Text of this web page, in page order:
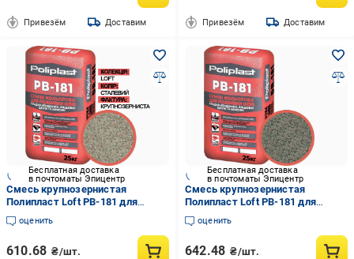
Привезём Доставим Привезём Доставим
Бесплатная доставка
в почтоматы Эпицентр
Смесь крупнозернистая
Полипласт Loft PB-181 для
расшивки швов кладки
клинкерного/лицевого кирпича/
(PPUA68714LS)
оценить
610.68 ₴/шт.
Бесплатная доставка
в почтоматы Эпицентр
Смесь крупнозернистая
Полипласт Loft PB-181 для
расшивки швов кладки
клинкерного/лицевого кирпича/
камня 25 кг Холодный серый
(PPUA68714LCG)
оценить
642.48 ₴/шт.